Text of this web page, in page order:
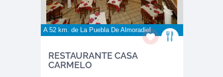
A 52 km. de La Puebla De Almoradiel
RESTAURANTE CASA
CARMELO